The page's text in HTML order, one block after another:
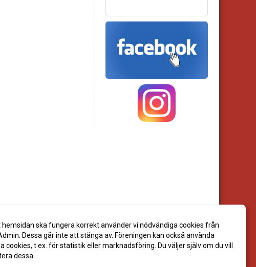
hemsidan ska fungera korrekt använder vi nödvändiga cookies från
Dessa går inte att stänga av. Föreningen kan också använda
cookies, t.ex. för statistik eller marknadsföring. Du väljer själv om du vill
dessa.